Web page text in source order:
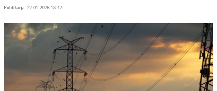
Publikacja: 27.01.2026 13:42